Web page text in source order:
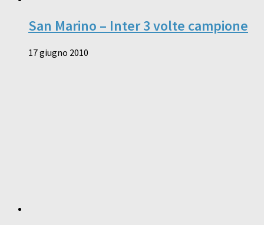
San Marino – Inter 3 volte campione
17 giugno 2010